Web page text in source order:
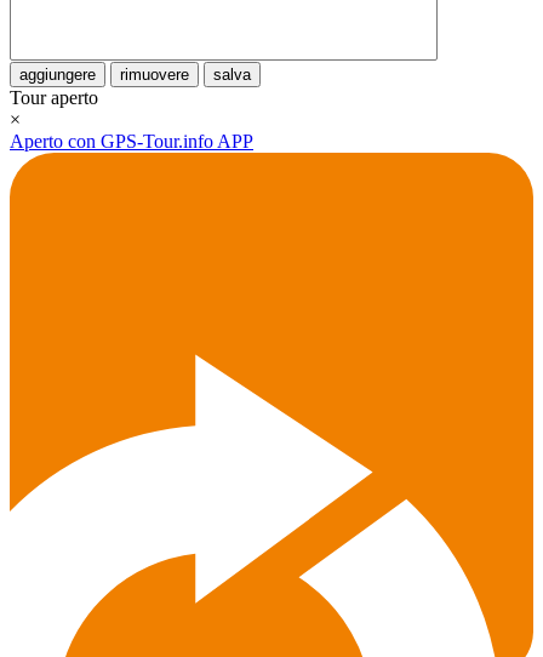
aggiungere rimuovere salva
Tour aperto
×
Aperto con GPS-Tour.info APP